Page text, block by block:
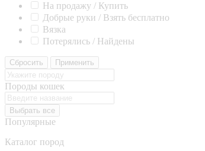
На продажу / Купить
Добрые руки / Взять бесплатно
Вязка
Потерялись / Найдены
Сбросить Применить
Породы кошек
Выбрать все
Популярные
Каталог пород